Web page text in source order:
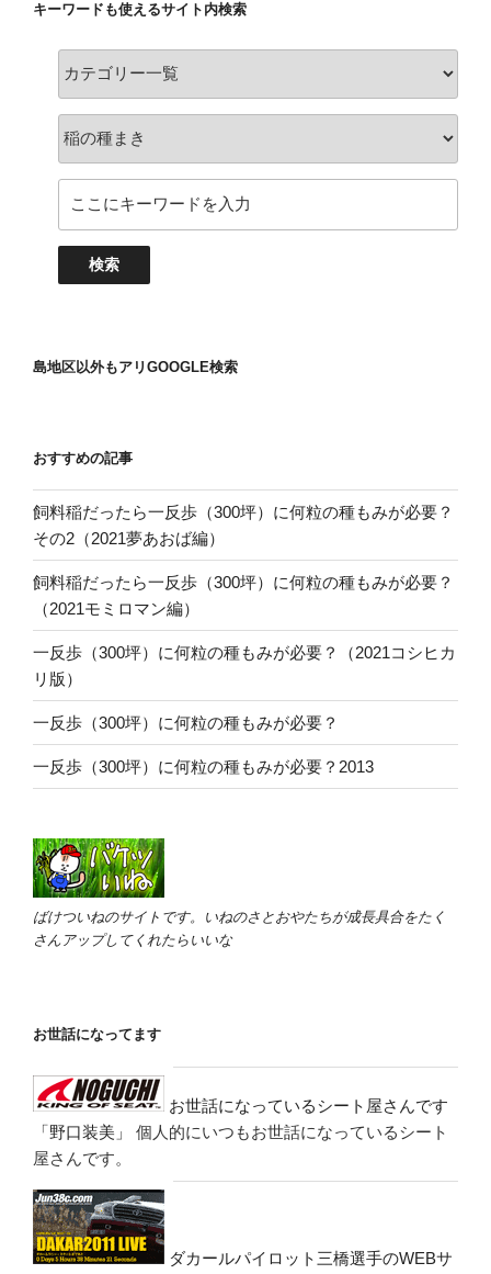
キーワードも使えるサイト内検索
島地区以外もアリGOOGLE検索
おすすめの記事
飼料稲だったら一反歩（300坪）に何粒の種もみが必要？
その2（2021夢あおば編）
飼料稲だったら一反歩（300坪）に何粒の種もみが必要？
（2021モミロマン編）
一反歩（300坪）に何粒の種もみが必要？（2021コシヒカ
リ版）
一反歩（300坪）に何粒の種もみが必要？
一反歩（300坪）に何粒の種もみが必要？2013
ばけついねのサイトです。いねのさとおやたちが成長具合をたく
さんアップしてくれたらいいな
お世話になってます
お世話になっているシート屋さんです
「野口装美」
個人的にいつもお世話になっているシート
屋さんです。
ダカールパイロット三橋選手のWEBサ